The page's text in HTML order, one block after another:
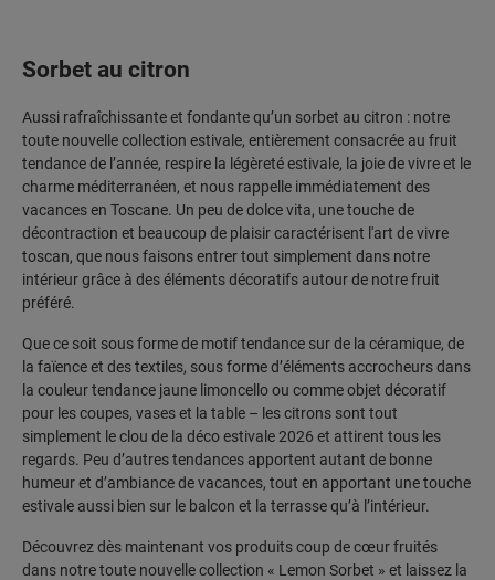
Sorbet au citron
Aussi rafraîchissante et fondante qu’un sorbet au citron : notre
toute nouvelle collection estivale, entièrement consacrée au fruit
tendance de l’année, respire la légèreté estivale, la joie de vivre et le
charme méditerranéen, et nous rappelle immédiatement des
vacances en Toscane. Un peu de dolce vita, une touche de
décontraction et beaucoup de plaisir caractérisent l'art de vivre
toscan, que nous faisons entrer tout simplement dans notre
intérieur grâce à des éléments décoratifs autour de notre fruit
préféré.
Que ce soit sous forme de motif tendance sur de la céramique, de
la faïence et des textiles, sous forme d’éléments accrocheurs dans
la couleur tendance jaune limoncello ou comme objet décoratif
pour les coupes, vases et la table – les citrons sont tout
simplement le clou de la déco estivale 2026 et attirent tous les
regards. Peu d’autres tendances apportent autant de bonne
humeur et d’ambiance de vacances, tout en apportant une touche
estivale aussi bien sur le balcon et la terrasse qu’à l’intérieur.
Découvrez dès maintenant vos produits coup de cœur fruités
dans notre toute nouvelle collection « Lemon Sorbet » et laissez la